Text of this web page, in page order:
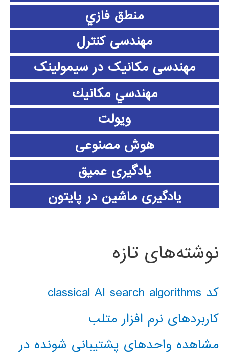
منطق فازي
مهندسی کنترل
مهندسی مکانیک در سیمولینک
مهندسي مكانيك
ویولت
هوش مصنوعی
یادگیری عمیق
یادگیری ماشین در پایتون
نوشته‌های تازه
کد classical AI search algorithms
کاربردهای نرم افزار متلب
مشاهده واحدهای پشتیبانی شونده در